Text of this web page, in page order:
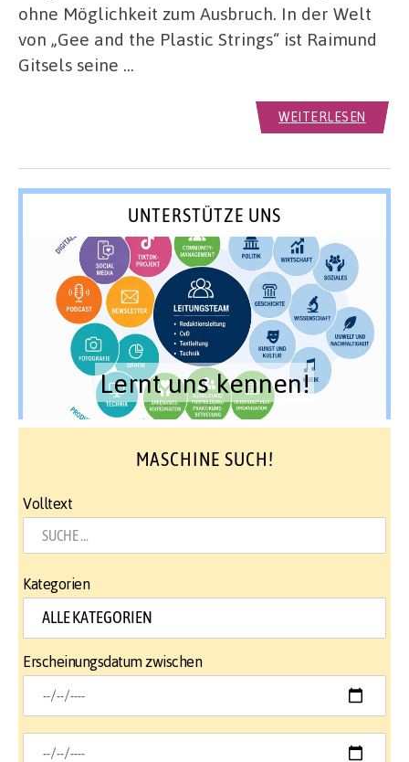
ohne Möglichkeit zum Ausbruch. In der Welt
von „Gee and the Plastic Strings“ ist Raimund
Gitsels seine …
WEITERLESEN
UNTERSTÜTZE UNS
Lernt uns kennen!
MASCHINE SUCH!
Volltext
Kategorien
Erscheinungsdatum zwischen